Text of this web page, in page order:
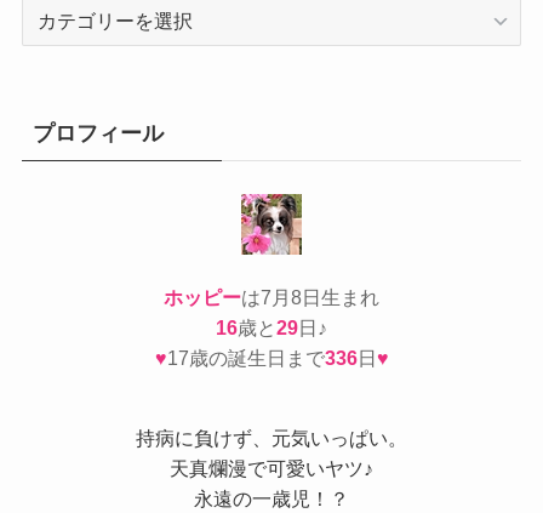
ープロフィール
ホッピーは7月8日生まれ
16歳と29日♪
♥17歳の誕生日まで336日♥
持病に負けず、元気いっぱい。
天真爛漫で可愛いヤツ♪
永遠の一歳児！？